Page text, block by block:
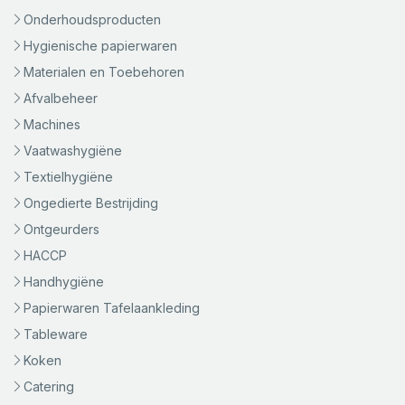
Onderhoudsproducten
Hygienische papierwaren
Materialen en Toebehoren
Afvalbeheer
Machines
Vaatwashygiëne
Textielhygiëne
Ongedierte Bestrijding
Ontgeurders
HACCP
Handhygiëne
Papierwaren Tafelaankleding
Tableware
Koken
Catering